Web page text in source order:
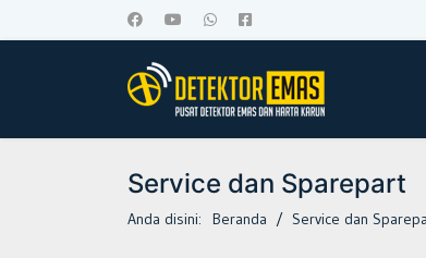
Service dan Sparepart
Anda disini: Beranda Service dan